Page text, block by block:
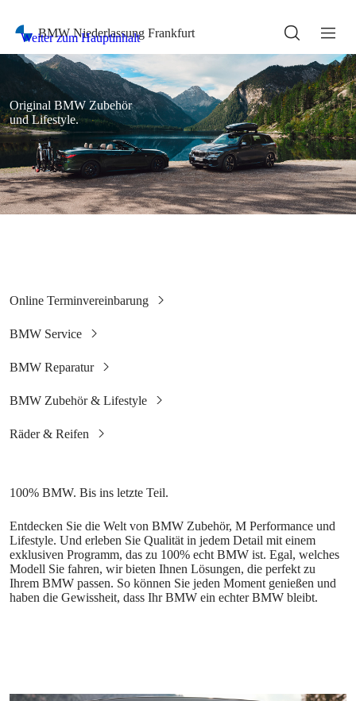
Entdecken Sie die Welt von BMW Zubehör, M Performance und
Lifestyle. Und erleben Sie Qualität in jedem Detail mit einem
exklusiven Programm, das zu 100% echt BMW ist. Egal, welches
Modell Sie fahren, wir bieten Ihnen Lösungen, die perfekt zu
Ihrem BMW passen. So können Sie jeden Moment genießen und
haben die Gewissheit, dass Ihr BMW ein echter BMW bleibt.